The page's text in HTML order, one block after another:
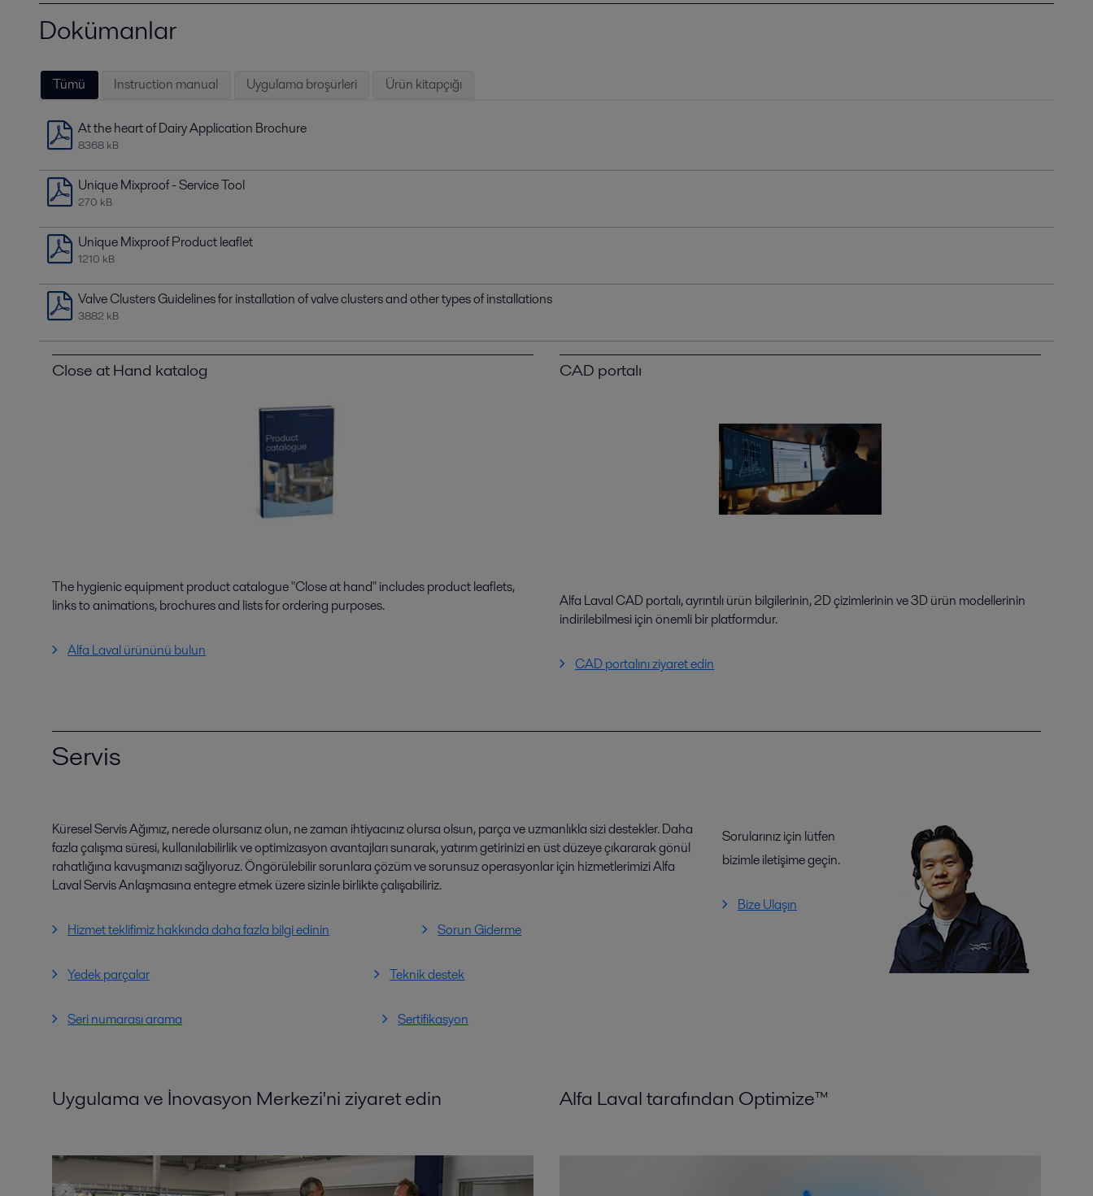
Dokümanlar
Tümü Instruction manual Uygulama broşürleri Ürün kitapçığı
At the heart of Dairy Application Brochure
8368 kB
Unique Mixproof - Service Tool
270 kB
Unique Mixproof Product leaflet
1210 kB
Valve Clusters Guidelines for installation of valve clusters and other types of installations
3882 kB
Close at Hand katalog
The hygienic equipment product catalogue "Close at hand" includes product leaflets,
links to animations, brochures and lists for ordering purposes.
Alfa Laval ürününü bulun
CAD portalı
Alfa Laval CAD portalı, ayrıntılı ürün bilgilerinin, 2D çizimlerinin ve 3D ürün modellerinin
indirilebilmesi için önemli bir platformdur.
CAD portalını ziyaret edin
Servis
Küresel Servis Ağımız, nerede olursanız olun, ne zaman ihtiyacınız olursa olsun, parça ve uzmanlıkla sizi destekler. Daha
fazla çalışma süresi, kullanılabilirlik ve optimizasyon avantajları sunarak, yatırım getirinizi en üst düzeye çıkararak gönül
rahatlığına kavuşmanızı sağlıyoruz. Öngörülebilir sorunlara çözüm ve sorunsuz operasyonlar için hizmetlerimizi Alfa
Laval Servis Anlaşmasına entegre etmek üzere sizinle birlikte çalışabiliriz.
Hizmet teklifimiz hakkında daha fazla bilgi edinin Sorun Giderme
Yedek parçalar Teknik destek
Seri numarası arama Sertifikasyon
Sorularınız için lütfen
bizimle iletişime geçin.
Bize Ulaşın
Uygulama ve İnovasyon Merkezi'ni ziyaret edin Alfa Laval tarafından Optimize™